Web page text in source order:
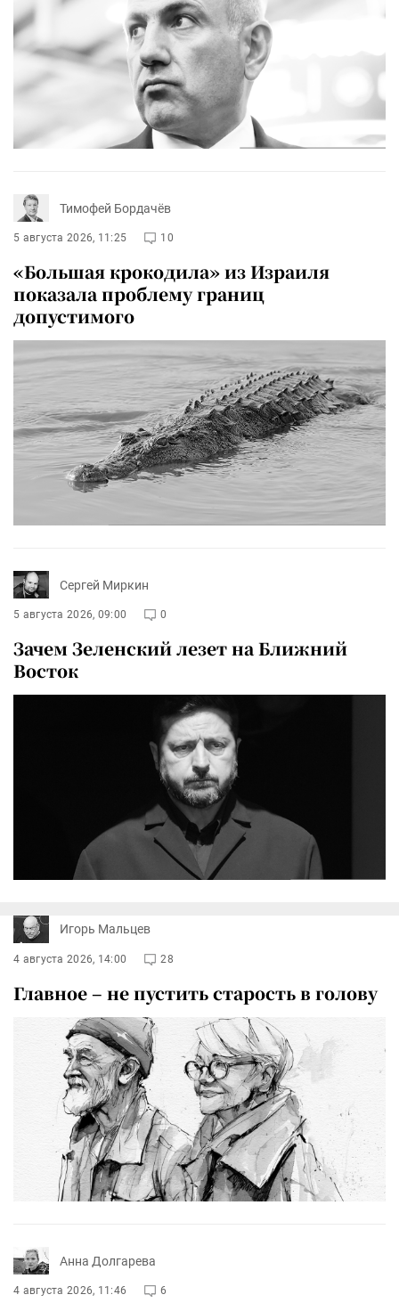
Тимофей Бордачёв
5 августа 2026, 11:25 10
«Большая крокодила» из Израиля
показала проблему границ
допустимого
Сергей Миркин
5 августа 2026, 09:00 0
Зачем Зеленский лезет на Ближний
Восток
Игорь Мальцев
4 августа 2026, 14:00 28
Главное – не пустить старость в голову
Анна Долгарева
4 августа 2026, 11:46 6